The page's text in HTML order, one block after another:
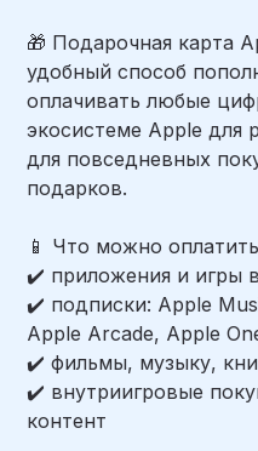
🎁 Подарочная карта
удобный способ
оплачивать любые
экосистеме Apple для
для повседневных
подарков.
📱 Что можно
✔️ приложения и игры
✔️ подписки: Apple
Apple Arcade, Apple
✔️ фильмы, музыку,
✔️ внутриигровые
контент